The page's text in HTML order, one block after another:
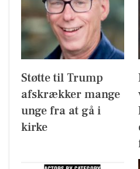
Støtte til Trump
afskrækker mange
unge fra at gå i
kirke